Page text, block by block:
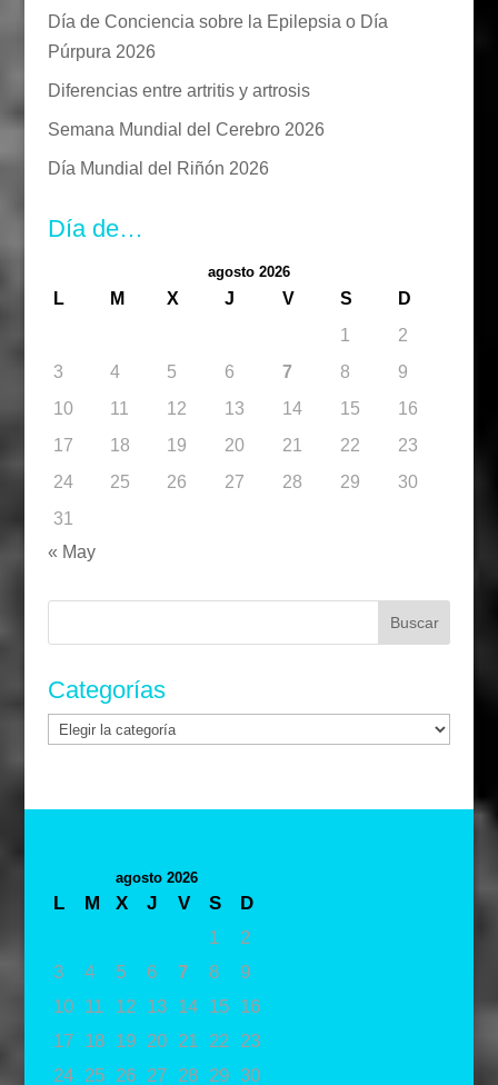
Día de Conciencia sobre la Epilepsia o Día
Púrpura 2026
Diferencias entre artritis y artrosis
Semana Mundial del Cerebro 2026
Día Mundial del Riñón 2026
Día de…
agosto 2026
L M X J V S
D
1
2
3
4 5 6 7 8
9
10
11 12 13 14 15
16
17
18 19 20 21 22
23
24
25 26 27 28 29
30
31
« May
Buscar:
Categorías
Categorías
agosto 2026
L M X J V S
D
1
2
3
4 5 6 7 8
9
10
11 12 13 14 15
16
17
18 19 20 21 22
23
24
25 26 27 28 29 30